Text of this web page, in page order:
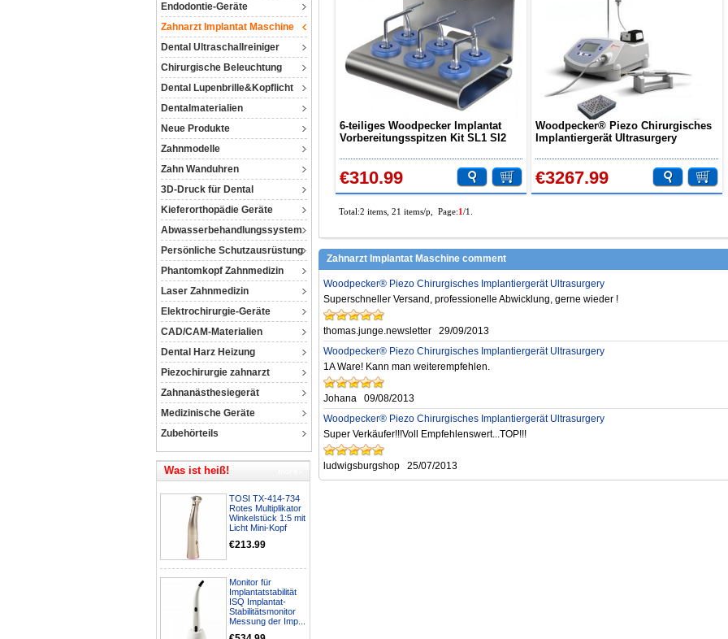
Endodontie-Geräte
Zahnarzt Implantat Maschine
Dental Ultraschallreiniger
Chirurgische Beleuchtung
Dental Lupenbrille&Kopflicht
Dentalmaterialien
Neue Produkte
Zahnmodelle
Zahn Wanduhren
3D-Druck für Dental
Kieferorthopädie Geräte
Abwasserbehandlungssystem
Persönliche Schutzausrüstung
Phantomkopf Zahnmedizin
Laser Zahnmedizin
Elektrochirurgie-Geräte
CAD/CAM-Materialien
Dental Harz Heizung
Piezochirurgie zahnarzt
Zahnanästhesiegerät
Medizinische Geräte
Zubehörteils
Was ist heiß!
TOSI TX-414-734
Rotes Multiplikator
Winkelstück 1:5 mit
Licht Mini-Kopf
€213.99
Monitor für
Implantatstabilität
ISQ Implantat-
Stabilitätsmonitor
Messung der Imp...
6-teiliges Woodpecker Implantat
Vorbereitungsspitzen Kit SL1 SI2
€310.99
Woodpecker® Piezo Chirurgisches
Implantiergerät Ultrasurgery
€3267.99
Total:2 items, 21 items/p, Page:1/1.
Zahnarzt Implantat Maschine comment
Woodpecker® Piezo Chirurgisches Implantiergerät Ultrasurgery
Superschneller Versand, professionelle Abwicklung, gerne wieder !
thomas.junge.newsletter
29/09/2013
Woodpecker® Piezo Chirurgisches Implantiergerät Ultrasurgery
1A Ware! Kann man weiterempfehlen.
Johana
09/08/2013
Woodpecker® Piezo Chirurgisches Implantiergerät Ultrasurgery
Super Verkäufer!!!Voll Empfehlenswert...TOP!!!
ludwigsburgshop 25/07/2013